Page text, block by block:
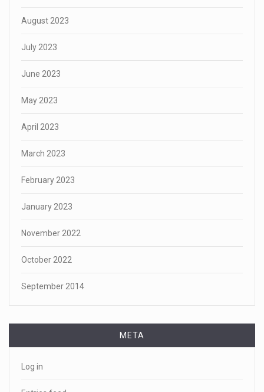
August 2023
July 2023
June 2023
May 2023
April 2023
March 2023
February 2023
January 2023
November 2022
October 2022
September 2014
META
Log in